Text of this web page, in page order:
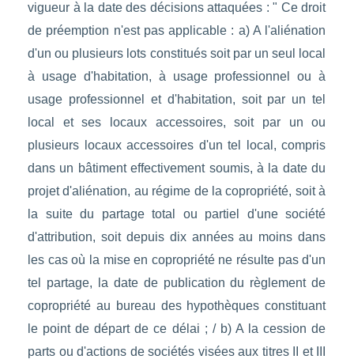
vigueur à la date des décisions attaquées : " Ce droit
de préemption n'est pas applicable : a) A l'aliénation
d'un ou plusieurs lots constitués soit par un seul local
à usage d'habitation, à usage professionnel ou à
usage professionnel et d'habitation, soit par un tel
local et ses locaux accessoires, soit par un ou
plusieurs locaux accessoires d'un tel local, compris
dans un bâtiment effectivement soumis, à la date du
projet d'aliénation, au régime de la copropriété, soit à
la suite du partage total ou partiel d'une société
d'attribution, soit depuis dix années au moins dans
les cas où la mise en copropriété ne résulte pas d'un
tel partage, la date de publication du règlement de
copropriété au bureau des hypothèques constituant
le point de départ de ce délai ; / b) A la cession de
parts ou d'actions de sociétés visées aux titres II et III